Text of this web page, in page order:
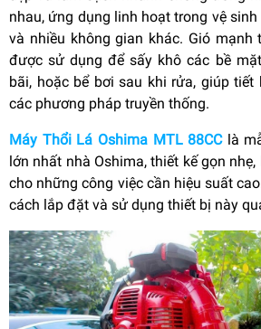
nhau, ứng dụng linh hoạt trong vệ
và nhiều không gian khác. Gió
được sử dụng để sấy khô các bề
bãi, hoặc bể bơi sau khi rửa, giúp
các phương pháp truyền thống.
Máy Thổi Lá Oshima MTL 88CC là
lớn nhất nhà Oshima, thiết kế gọn
cho những công việc cần hiệu suất
cách lắp đặt và sử dụng thiết bị này